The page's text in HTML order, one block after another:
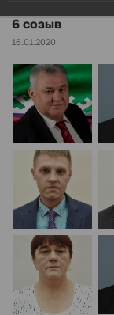
6 созыв
16.01.2020